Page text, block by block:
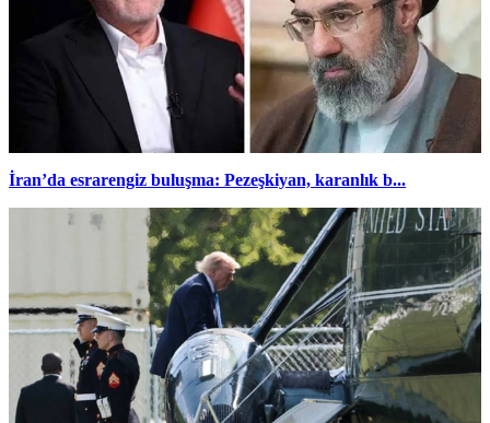
İran’da esrarengiz buluşma: Pezeşkiyan, karanlık b...